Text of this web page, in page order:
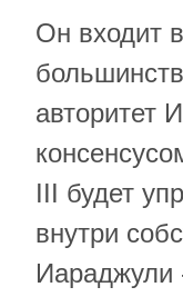
Он входит
авторитет
III будет
внутри
Иараджули